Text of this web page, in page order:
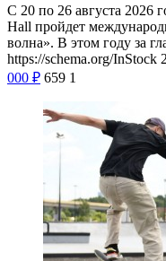
С 20 по 26 августа 2026
Hall пройдет
волна». В этом году за
https://schema.org/InStock
000 ₽ 659 1